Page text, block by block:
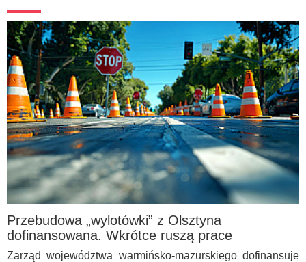
Przebudowa „wylotówki” z Olsztyna
dofinansowana. Wkrótce ruszą prace
Zarząd województwa warmińsko-mazurskiego dofinansuje